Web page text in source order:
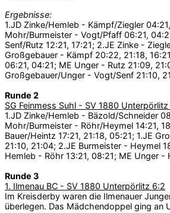
Ergebnisse:
1.JD Zinke/Hemleb - Kämpf/Ziegler
Mohr/Burmeister - Vogt/Pfaff 06:21,
Senf/Rutz 12:21, 17:21; 2.JE Zinke -
Großgebauer - Kämpf 20:22, 21:18,
06:21, 04:21; ME Unger - Rutz 21:09,
Großgebauer/Unger - Vogt/Senf 21:10,
Runde 2
SG Feinmess Suhl - SV 1880
1.JD Zinke/Hemleb - Bäzold/Schneider
Mohr/Burmeister - Röhr/Heymel 14:21,
Bauer/Heintz 17:21, 21:18, 05:21; 1.JE
21:10, 21:04; 2.JE Burmeister - Heymel
Hemleb - Röhr 13:21, 08:21; ME Unger -
Runde 3
1. Ilmenau BC - SV 1880 Unterpörlitz 6:2
Im Kreisderby waren die Ilmenauer
überlegen. Das Mädchendoppel ging an